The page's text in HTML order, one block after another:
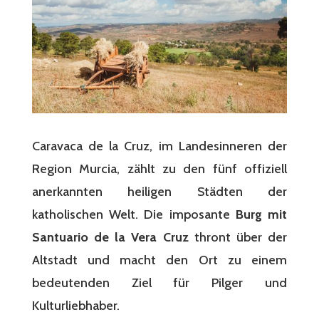
Caravaca de la Cruz, im Landesinneren der
Region Murcia, zählt zu den fünf offiziell
anerkannten heiligen Städten der
katholischen Welt. Die imposante Burg mit
Santuario de la Vera Cruzthront über der
Altstadt und macht den Ort zu einem
bedeutenden Ziel für Pilger und
Kulturliebhaber.